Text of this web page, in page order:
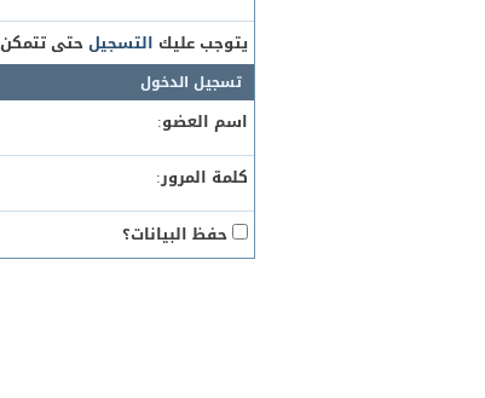
يتوجب عليك التسجيلحتى
تسجيل الدخول
اسم العضو:
كلمة المرور:
حفظ البيانات؟